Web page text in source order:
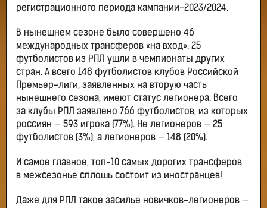
регистрационного периода кампании-2023/2024.
В нынешнем сезоне было совершено 46
международных трансферов «на вход». 25
футболистов из РПЛ ушли в чемпионаты других
стран. А всего 148 футболистов клубов Российской
Премьер-лиги, заявленных на вторую часть
нынешнего сезона, имеют статус легионера. Всего
за клубы РПЛ заявлено 766 футболистов, из которых
россиян — 593 игрока (77%). Не легионеров — 25
футболистов (3%), а легионеров — 148 (20%).
И самое главное, топ-10 самых дорогих трансферов
в межсезонье сплошь состоит из иностранцев!
Даже для РПЛ такое засилье новичков-легионеров —